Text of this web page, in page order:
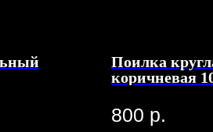
Поилка
коричневая
800 р.